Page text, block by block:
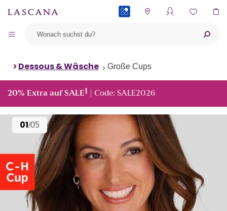
Dessous & Wäsche Große Cups
20% Extra auf SALE1 | Code: SALE2026
01/05